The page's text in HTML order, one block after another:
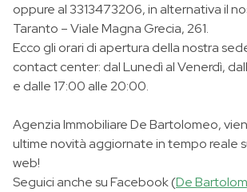
oppure al 3313473206, in alternativa il
Taranto – Viale Magna Grecia, 261.
Ecco gli orari di apertura della nostra
contact center: dal Lunedì al Venerdì,
e dalle 17:00 alle 20:00.
Agenzia Immobiliare De Bartolomeo,
ultime novità aggiornate in tempo reale
web!
Seguici anche su Facebook (De